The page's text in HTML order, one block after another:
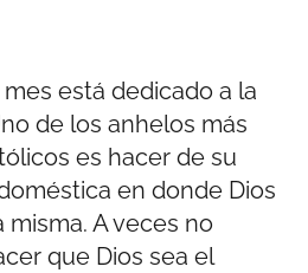
está dedicado a la
de los anhelos más
es hacer de su
en donde Dios
A veces no
que Dios sea el